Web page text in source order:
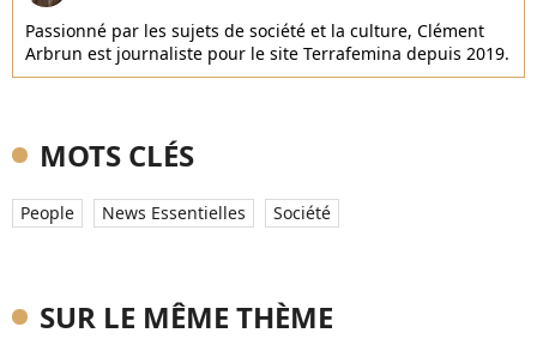
Passionné par les sujets de société et la culture, Clément
Arbrun est journaliste pour le site Terrafemina depuis 2019.
MOTS CLÉS
People News Essentielles Société
SUR LE MÊME THÈME